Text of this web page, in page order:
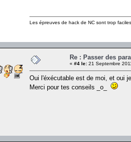
Les épreuves de hack de NC sont trop
Re : Passer des
« #4 le: 21 Septembre
Oui l'éxécutable est de moi, et oui
Merci pour tes conseils _o_